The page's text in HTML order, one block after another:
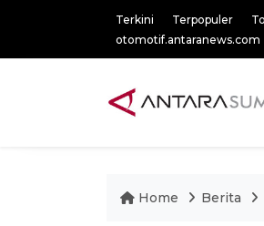
Terkini Terpopuler
otomotif.antaranews.com
Home Berita